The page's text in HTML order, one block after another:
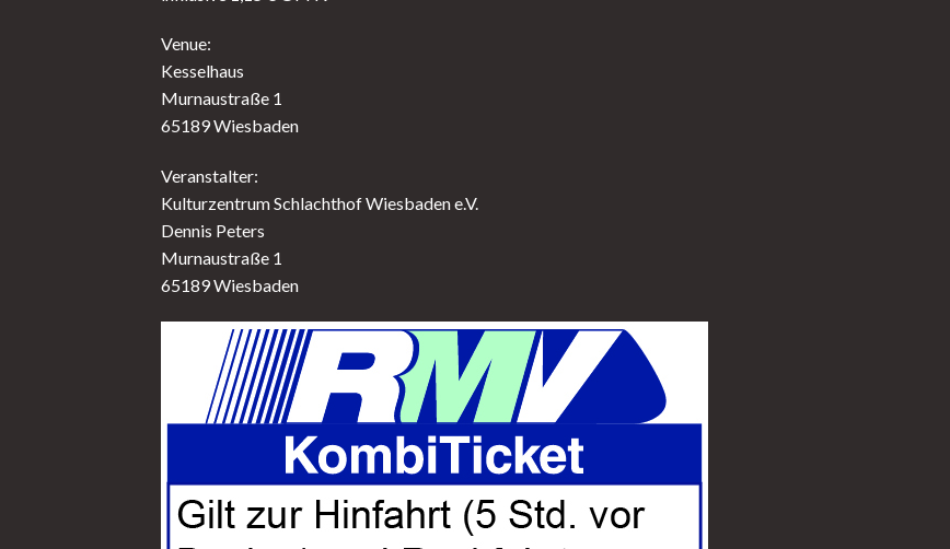
Venue:
Kesselhaus
Murnaustraße 1
65189 Wiesbaden
Veranstalter:
Kulturzentrum Schlachthof Wiesbaden e.V.
Dennis Peters
Murnaustraße 1
65189 Wiesbaden